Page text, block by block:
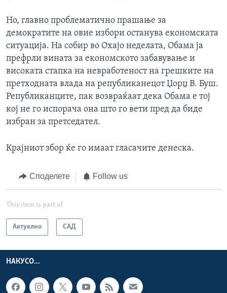
Но, главно проблематично прашање за
демократите на овие избори останува економската
ситуација. На собир во Охајо неделата, Обама ја
префрли вината за економското забавување и
високата стапка на невработеност на грешките на
претходната влада на републиканецот Џорџ В. Буш.
Републиканците, пак возвраќаат дека Обама е тој
кој не го испорача она што го вети пред да биде
избран за претседател.
Крајниот збор ќе го имаат гласачите денеска.
Споделете Follow us
This item is part of
Актуелно САД
НАКУСО...